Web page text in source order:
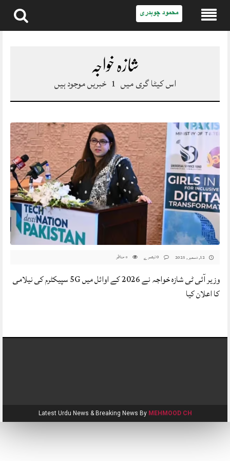
Skip
شازہ خواجہ
اس کیٹا گری میں 1 خبریں موجود ہیں
12, دسمبر , 2025 0 مناظر
وزیر آئی ٹی شازہ خواجہ نے 2026 کے اوائل میں 5G سپیکٹرم کی نیلامی
کا اعلان کیا
Latest Urdu News & Breaking News By MEHMOOD CH